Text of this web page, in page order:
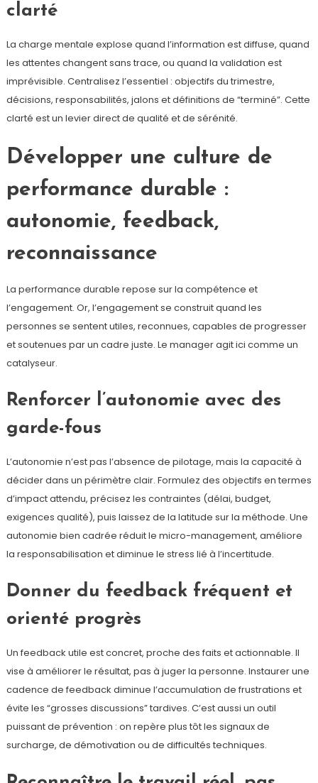
clarté
La charge mentale explose quand l’information est diffuse, quand
les attentes changent sans trace, ou quand la validation est
imprévisible. Centralisez l’essentiel : objectifs du trimestre,
décisions, responsabilités, jalons et définitions de “terminé”. Cette
clarté est un levier direct de qualité et de sérénité.
Développer une culture de
performance durable :
autonomie, feedback,
reconnaissance
La performance durable repose sur la compétence et
l’engagement. Or, l’engagement se construit quand les
personnes se sentent utiles, reconnues, capables de progresser
et soutenues par un cadre juste. Le manager agit ici comme un
catalyseur.
Renforcer l’autonomie avec des
garde-fous
L’autonomie n’est pas l’absence de pilotage, mais la capacité à
décider dans un périmètre clair. Formulez des objectifs en termes
d’impact attendu, précisez les contraintes (délai, budget,
exigences qualité), puis laissez de la latitude sur la méthode. Une
autonomie bien cadrée réduit le micro-management, améliore
la responsabilisation et diminue le stress lié à l’incertitude.
Donner du feedback fréquent et
orienté progrès
Un feedback utile est concret, proche des faits et actionnable. Il
vise à améliorer le résultat, pas à juger la personne. Instaurer une
cadence de feedback diminue l’accumulation de frustrations et
évite les “grosses discussions” tardives. C’est aussi un outil
puissant de prévention : on repère plus tôt les signaux de
surcharge, de démotivation ou de difficultés techniques.